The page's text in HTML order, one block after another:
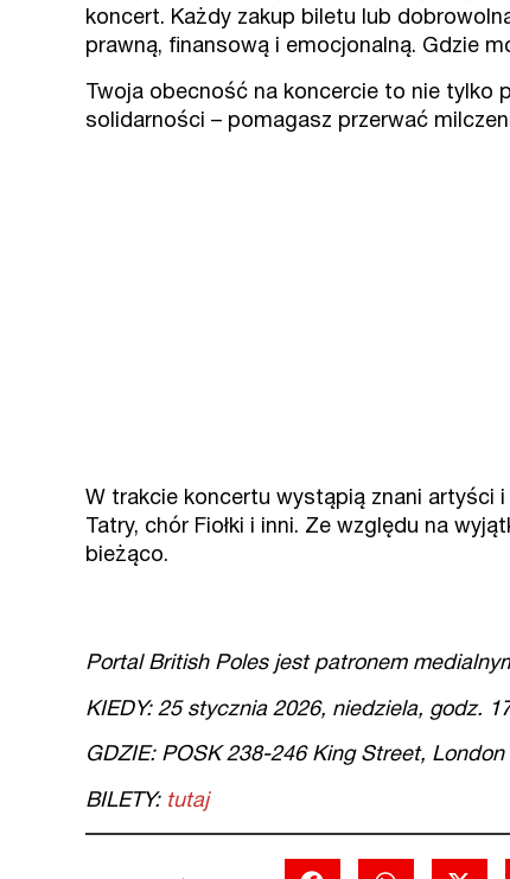
koncert. Każdy zakup biletu lub
prawną, finansową i emocjonalną. Gdzie
Twoja obecność na koncercie to nie
solidarności – pomagasz przerwać
W trakcie koncertu wystąpią znani artyści i
Tatry, chór Fiołki i inni. Ze względu na
bieżąco.
Portal British Poles jest patronem
KIEDY: 25 stycznia 2026, niedziela, godz.
GDZIE: POSK 238-246 King Street, London
BILETY: tutaj